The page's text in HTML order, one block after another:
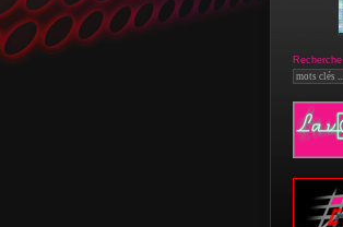
Recherche